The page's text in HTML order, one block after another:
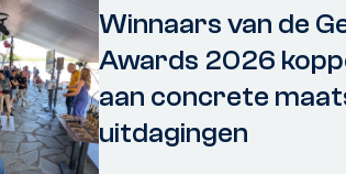
Winnaars van de
Awards 2026
aan concrete
uitdagingen